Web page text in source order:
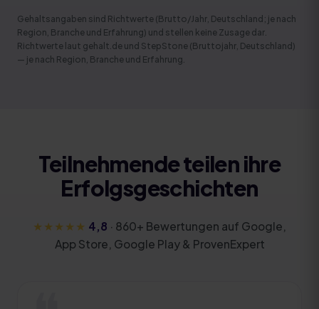
Gehaltsangaben sind Richtwerte (Brutto/Jahr, Deutschland; je nach
Region, Branche und Erfahrung) und stellen keine Zusage dar.
Richtwerte laut gehalt.de und StepStone (Bruttojahr, Deutschland)
— je nach Region, Branche und Erfahrung.
Teilnehmende teilen ihre
Erfolgsgeschichten
★★★★★ 4,8 · 860+ Bewertungen auf Google,
App Store, Google Play & ProvenExpert